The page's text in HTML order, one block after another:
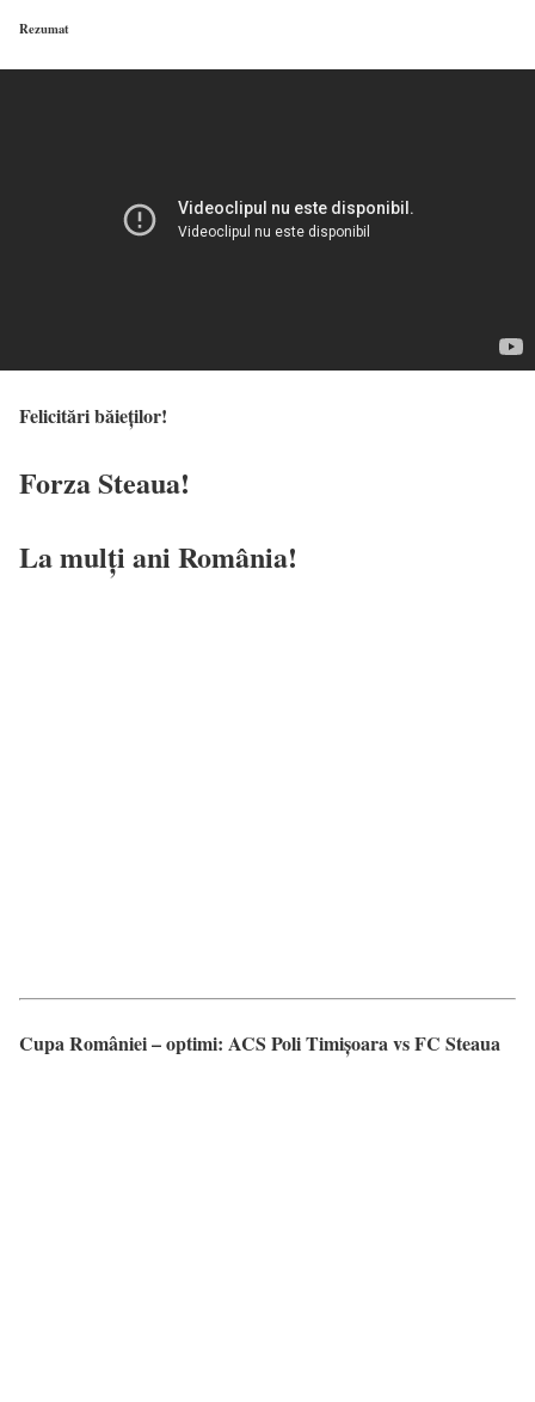
Rezumat
Felicitări băieților!
Forza Steaua!
La mulți ani România!
Cupa României – optimi: ACS Poli Timișoara vs FC Steaua